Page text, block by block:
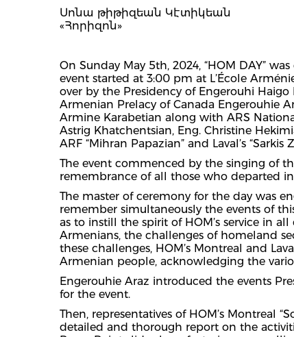
Սոնա թիթիզեան Կէտիկեան
«Հորիզոն»
On Sunday May 5th, 2024, “HOM DAY”
event started at 3:00 pm at L’École
over by the Presidency of Engerouhi
Armenian Prelacy of Canada Engerouhie
Armine Karabetian along with ARS
Astrig Khatchentsian, Eng. Christine
ARF “Mihran Papazian” and Laval’s
The event commenced by the singing of
remembrance of all those who departed
The master of ceremony for the day was
remember simultaneously the events of
as to instill the spirit of HOM’s service in
Armenians, the challenges of homeland
these challenges, HOM’s Montreal and
Armenian people, acknowledging the
Engerouhie Araz introduced the events
for the event.
Then, representatives of HOM’s Montreal
detailed and thorough report on the